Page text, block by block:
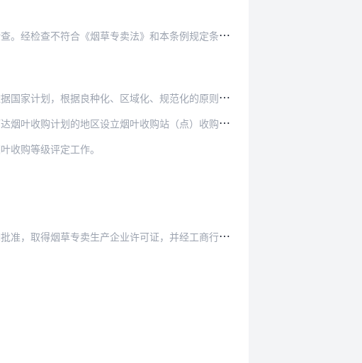
法》和本条例规定条件的，烟草专卖许可证的发证机关可以…
据良种化、区域化、规范化的原则制定烟叶种植规划。
叶收购站（点）收购烟叶。设立烟叶收购站（点），应当经…
收购等级评定工作。
卖生产企业许可证，并经工商行政管理部门核准登记。